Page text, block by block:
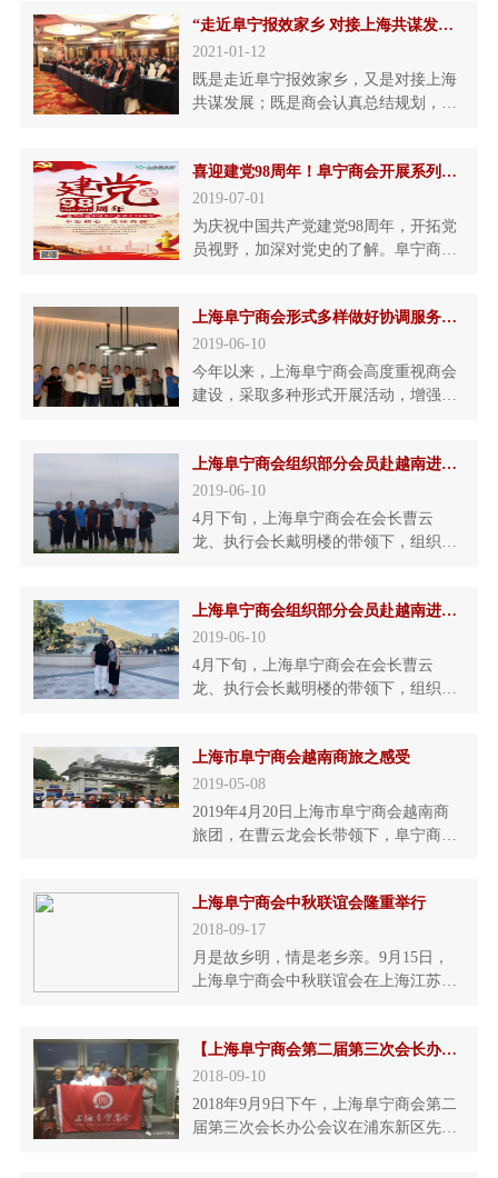
领导、上海盐城商会各县级商会会长、秘书长、上海盐城商会
全体顾问、秘书处全体工
“走近阜宁报效家乡 对接上海共谋发展”-上海阜宁商会举行迎新春联谊会
2021-01-12
既是走近阜宁报效家乡，又是对接上海
共谋发展；既是商会认真总结规划，又
春联谊会，上海有关方面、阜宁家乡政
界、阜宁在沪企业的160多人士齐聚一
堂联谊，共襄发展大业。阜宁县发展改
革委员会向联谊会的召开发来了贺信。
喜迎建党98周年！阜宁商会开展系列主题教育活动
2019-07-01
为庆祝中国共产党建党98周年，开拓党
员视野，加深对党史的了解。阜宁商会
教育活动，于6月29日带领支部党员同
志学习参观张闻天故居。在整个参观过
程中，大家认真仔细观看展示的图文，
深切感受其共产党人高贵品质，尤其为
上海阜宁商会形式多样做好协调服务工作
2019-06-10
今年以来，上海阜宁商会高度重视商会
建设，采取多种形式开展活动，增强了
会组织10多位副会长、理事到会员企业
走访，了解企业生产经营情况，帮助企
业解决生产经营中遇到的困难。这次活
动分两个阶段进行，第一阶段开展走访
上海阜宁商会组织部分会员赴越南进行商务考察
2019-06-10
4月下旬，上海阜宁商会在会长曹云
龙、执行会长戴明楼的带领下，组织一
员的产业。在越南考察期间，会员们每
到一处都能认真听介绍、看现场、并与
越南专家交流。戴会长在与越南某公司
总经理nguyenthinhinh的交谈中，详细了
上海阜宁商会组织部分会员赴越南进行商务考察
2019-06-10
4月下旬，上海阜宁商会在会长曹云
龙、执行会长戴明楼的带领下，组织一
员的产业。在越南考察期间，会员们每
到一处都能认真听介绍、看现场、并与
越南专家交流。戴会长在与越南某公司
总经理nguyenthinhinh的交谈中，详细了
上海市阜宁商会越南商旅之感受
2019-05-08
2019年4月20日上海市阜宁商会越南商
旅团，在曹云龙会长带领下，阜宁商会
效成，嵇先楼一行九人，一早从上海浦
东空港出发。第一站到达南宁国际机
场，接待车直达中国最大的凭祥红木
城，参观那里的红木品种、做工工艺、
上海阜宁商会中秋联谊会隆重举行
2018-09-17
月是故乡明，情是老乡亲。9月15日，
上海阜宁商会中秋联谊会在上海江苏饭
记周维春、原上市杨浦区工商联副书记
王兆宏、阜宁政协副主席、工商联主席
蔡如航、阜宁县民政局局长柏加健、原
长海医院副院长张本成、上海市盐城商
【上海阜宁商会第二届第三次会长办公会议成功举行】秋风送爽丹桂飘香
2018-09-10
2018年9月9日下午，上海阜宁商会第二
届第三次会长办公会议在浦东新区先行